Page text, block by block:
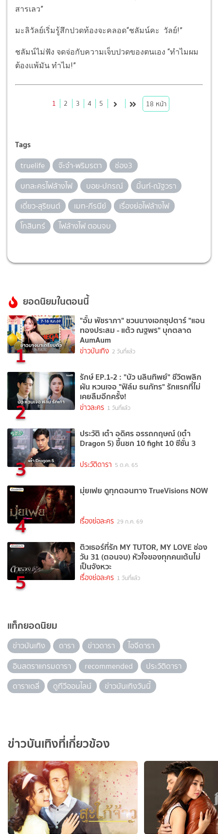
สารเลว”
มะลิวัลย์เริ่มรู้สึกปวดท้องจะคลอด“ชลัมน์คะ วัลย์!”
ชลัมน์ไม่ฟัง จดจ่อกับความเจ็บปวดของตนเอง “ทำไมผม
ต้องแพ้มัน ทำไม!”
1 2 3 4 5 18 หน้า
Tags
truelife จ๊ะจ๋า-พริมรตา
ช่อง3
บทละครไฟล้างไฟ
บอย-ปกรณ์
มิ้นท์-ณัฐวรา
เดี่ยว-สุริยนต์
เมท-ภีรนีย์
เรื่องย่อไฟล้างไฟ
โกสินทร์
ไฟล้างไฟ ตอนจบ
ยอดนิยมในตอนนี้
1
"อั้ม พัชราภา" ชวนนางเอกซุปตาร์ "แอน
ทองประสม - แต้ว ณฐพร" บุกตลาด
AumAum
ข่าวบันเทิง 2 วันที่แล้ว
2
รักษ์ EP.1-2 : "บัว นลินทิพย์" ชีวิตพลิก
ผัน หวนเจอ "ฟิล์ม ธนภัทร" รักแรกที่ไม่
เคยลืมอีกครั้ง!
ข่าวละคร 1 วันที่แล้ว
3
ประวัติ เต๋า อดิศร อรรถกฤษณ์ (เต๋า
Dragon 5) ขึ้นชก 10 fight 10 ซีซั่น 3
ประวัติดารา 5 ต.ค. 65
4
มุ่ยเฟย ดูทุกตอนทาง TrueVisions NOW
เรื่องย่อละคร 29 ก.ค. 69
5
ติวเธอร์ที่รัก MY TUTOR, MY LOVE ช่อง
วัน 31 (ตอนจบ) หัวใจของทุกคนเต้นไม่
เป็นจังหวะ
เรื่องย่อละคร 1 วันที่แล้ว
แท็กยอดนิยม
ข่าวบันเทิง ดารา ข่าวดารา
ไอจีดารา
อินสตราแกรมดารา
recommended
ประวัติดารา
ดาราเดลี่
ดูทีวีออนไลน์ ข่าวบันเทิงวันนี้
ข่าวบันเทิงที่เกี่ยวข้อง